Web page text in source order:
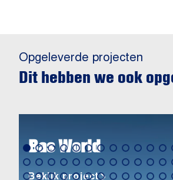
Opgeleverde projecten
Dit hebben we ook
Bas World
Bekijk project